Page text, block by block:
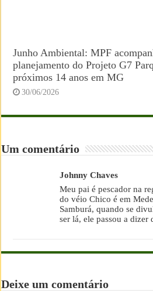
Junho Ambiental: MPF
planejamento do Projeto G7
próximos 14 anos em MG
30/06/2026
Um comentário
Johnny Chaves
Meu pai é pescador na
do véio Chico é em
Samburá, quando se
ser lá, ele passou a dizer
Deixe um comentário